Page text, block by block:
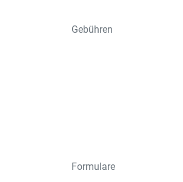
Gebühren
Formulare